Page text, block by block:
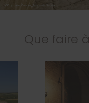
Que faire